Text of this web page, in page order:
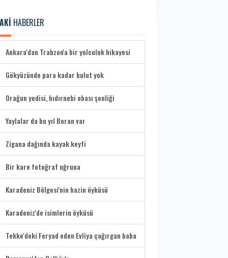
HABERLER
Ankara'dan Trabzon'a bir yolculuk hikayesi
Gökyüzünde para kadar bulut yok
Orağun yedisi, hıdırnebi obası şenliği
Yaylalar da bu yıl Boran var
Zigana dağında kayak keyfi
Bir kare fotoğraf uğruna
Karadeniz Bölgesi'nin hazin öyküsü
Karadeniz'de isimlerin öyküsü
Tekke'deki Feryad eden Evliya çağırgan baba